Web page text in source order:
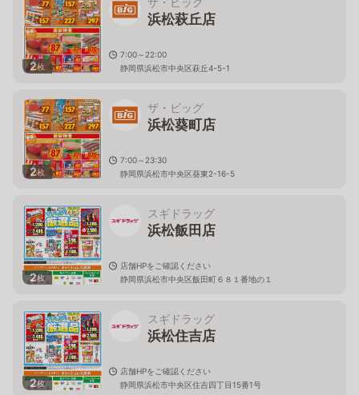
2枚
浜松萩丘店
7:00～22:00
静岡県浜松市中央区萩丘4-5-1
2枚
ザ・ビッグ
浜松葵町店
7:00～23:30
静岡県浜松市中央区葵東2-16-5
2枚
スギドラッグ
浜松飯田店
店舗HPをご確認ください
静岡県浜松市中央区飯田町６８１番地の１
2枚
スギドラッグ
浜松住吉店
店舗HPをご確認ください
静岡県浜松市中央区住吉四丁目15番1号